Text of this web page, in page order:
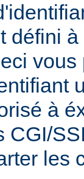
défini
à
CGI/
les